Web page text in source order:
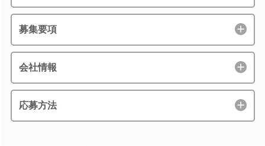
募集要項
会社情報
応募方法